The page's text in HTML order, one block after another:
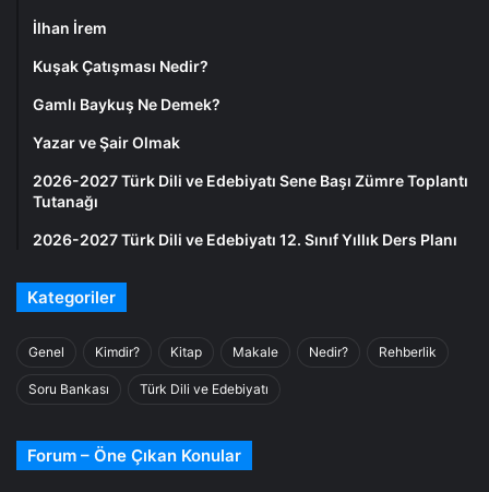
İlhan İrem
Kuşak Çatışması Nedir?
Gamlı Baykuş Ne Demek?
Yazar ve Şair Olmak
2026-2027 Türk Dili ve Edebiyatı Sene Başı Zümre Toplantı
Tutanağı
2026-2027 Türk Dili ve Edebiyatı 12. Sınıf Yıllık Ders Planı
Kategoriler
Genel Kimdir? Kitap Makale Nedir? Rehberlik
Soru Bankası Türk Dili ve Edebiyatı
Forum – Öne Çıkan Konular